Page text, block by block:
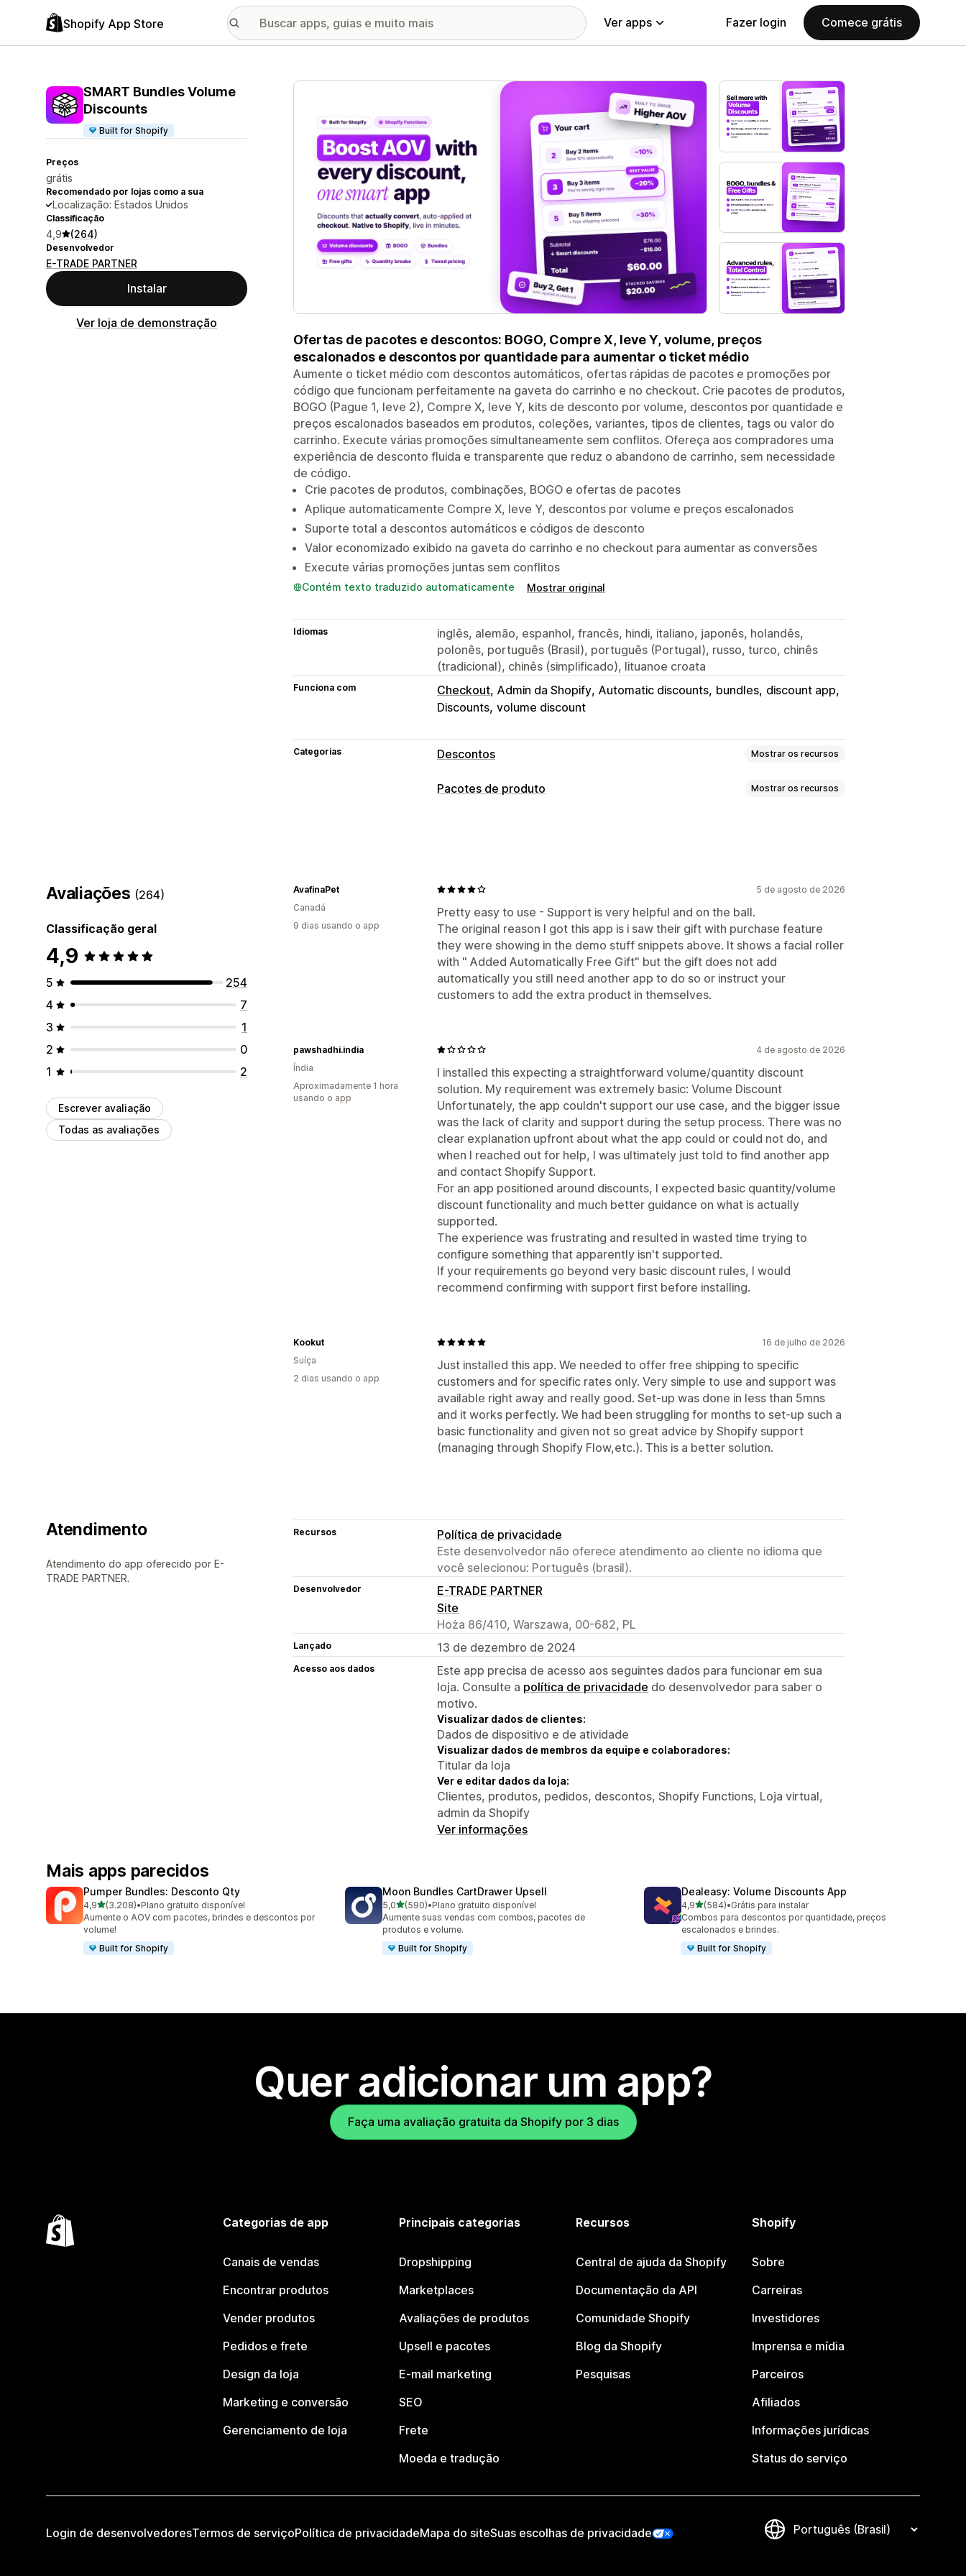
Shopify App Store Ver apps Fazer login Comece grátis
SMART Bundles Volume
Discounts
Built for Shopify
Preços
grátis
Recomendado por lojas como a sua
Localização: Estados Unidos
Classificação
4,9 (264)
Desenvolvedor
E-TRADE PARTNER
Instalar
Ver loja de demonstração
Galeria de imagens em destaque
Ofertas de pacotes e descontos: BOGO, Compre X, leve Y, volume, preços
escalonados e descontos por quantidade para aumentar o ticket médio
Aumente o ticket médio com descontos automáticos, ofertas rápidas de pacotes e promoções por
código que funcionam perfeitamente na gaveta do carrinho e no checkout. Crie pacotes de produtos,
BOGO (Pague 1, leve 2), Compre X, leve Y, kits de desconto por volume, descontos por quantidade e
preços escalonados baseados em produtos, coleções, variantes, tipos de clientes, tags ou valor do
carrinho. Execute várias promoções simultaneamente sem conflitos. Ofereça aos compradores uma
experiência de desconto fluida e transparente que reduz o abandono de carrinho, sem necessidade
de código.
Crie pacotes de produtos, combinações, BOGO e ofertas de pacotes
Aplique automaticamente Compre X, leve Y, descontos por volume e preços escalonados
Suporte total a descontos automáticos e códigos de desconto
Valor economizado exibido na gaveta do carrinho e no checkout para aumentar as conversões
Execute várias promoções juntas sem conflitos
Contém texto traduzido automaticamente Mostrar original
Idiomas
inglês, alemão, espanhol, francês, hindi, italiano, japonês, holandês,
polonês, português (Brasil), português (Portugal), russo, turco, chinês
(tradicional), chinês (simplificado), lituanoe croata
Funciona com Checkout Admin da Shopify Automatic discounts bundles discount app
Discounts volume discount
Categorias Descontos Mostrar os recursos
Tipos de descontos
Descontos no checkout
Assinaturas
Descontos de cross-sell
Preços dinâmicos
Descontos personalizados
Gerenciamento de descontos
Ferramenta de edição Modelos Código personalizado
Conversão cambial
Localização Campanhas
Acionadores e regras
Análises
Pacotes de produto Mostrar os recursos
Preços que você pode definir
Preços fixos Preços por nível Intervalos de quantidade Descontos
Descontos por volume Descontos fixos
Descontos percentuais
Descontos de carrinho Frete grátis
"Compre um e leve dois"
Preços em massa
Avaliações (264)
Classificação geral
4,9
5
254
4
7
3
1
2
0
1
2
Escrever avaliação
Todas as avaliações
5 de agosto de 2026
Pretty easy to use - Support is very helpful and on the ball.
The original reason I got this app is i saw their gift with purchase feature
they were showing in the demo stuff snippets above. It shows a facial roller
with " Added Automatically Free Gift" but the gift does not add
automatically you still need another app to do so or instruct your
customers to add the extra product in themselves.
AvafinaPet
Canadá
9 dias usando o app
4 de agosto de 2026
I installed this expecting a straightforward volume/quantity discount
solution. My requirement was extremely basic: Volume Discount
Unfortunately, the app couldn't support our use case, and the bigger issue
was the lack of clarity and support during the setup process. There was no
clear explanation upfront about what the app could or could not do, and
when I reached out for help, I was ultimately just told to find another app
and contact Shopify Support.
For an app positioned around discounts, I expected basic quantity/volume
discount functionality and much better guidance on what is actually
supported.
The experience was frustrating and resulted in wasted time trying to
configure something that apparently isn't supported.
If your requirements go beyond very basic discount rules, I would
recommend confirming with support first before installing.
pawshadhi.india
Índia
Aproximadamente 1 hora
usando o app
16 de julho de 2026
Just installed this app. We needed to offer free shipping to specific
customers and for specific rates only. Very simple to use and support was
available right away and really good. Set-up was done in less than 5mns
and it works perfectly. We had been struggling for months to set-up such a
basic functionality and given not so great advice by Shopify support
(managing through Shopify Flow,etc.). This is a better solution.
Kookut
Suíça
2 dias usando o app
Atendimento
Atendimento do app oferecido por E-
TRADE PARTNER.
Recursos
Política de privacidade
Este desenvolvedor não oferece atendimento ao cliente no idioma que
você selecionou: Português (brasil).
Desenvolvedor
E-TRADE PARTNER
Site
Hoża 86/410, Warszawa, 00-682, PL
Lançado 13 de dezembro de 2024
Acesso aos dados
Este app precisa de acesso aos seguintes dados para funcionar em sua
loja. Consulte a política de privacidade do desenvolvedor para saber o
motivo.
Visualizar dados de clientes:
Dados de dispositivo e de atividade
Visualizar dados de membros da equipe e colaboradores:
Titular da loja
Ver e editar dados da loja:
Clientes, produtos, pedidos, descontos, Shopify Functions, Loja virtual,
admin da Shopify
Ver informações
Mais apps parecidos
Pumper Bundles: Desconto Qty
4,9de 5 estrelas
(3.208)
3208 avaliações ao todo
•Plano gratuito disponível
Aumente o AOV com pacotes, brindes e descontos por
volume!
Built for Shopify
Moon Bundles CartDrawer Upsell
5,0de 5 estrelas
(590)
590 avaliações ao todo
•Plano gratuito disponível
Aumente suas vendas com combos, pacotes de
produtos e volume.
Built for Shopify
Dealeasy: Volume Discounts App
4,9de 5 estrelas
(584)
584 avaliações ao todo
•Grátis para instalar
Combos para descontos por quantidade, preços
escalonados e brindes.
Built for Shopify
Quer adicionar um app?
Faça uma avaliação gratuita da Shopify por 3 dias
Categorias de app
Canais de vendas
Encontrar produtos
Vender produtos
Pedidos e frete
Design da loja
Marketing e conversão
Gerenciamento de loja
Principais categorias
Dropshipping
Marketplaces
Avaliações de produtos
Upsell e pacotes
E-mail marketing
SEO
Frete
Moeda e tradução
Recursos
Central de ajuda da Shopify
Documentação da API
Comunidade Shopify
Blog da Shopify
Pesquisas
Shopify
Sobre
Carreiras
Investidores
Imprensa e mídia
Parceiros
Afiliados
Informações jurídicas
Status do serviço
Login de desenvolvedoresTermos de serviçoPolítica de privacidadeMapa do siteSuas escolhas de privacidade